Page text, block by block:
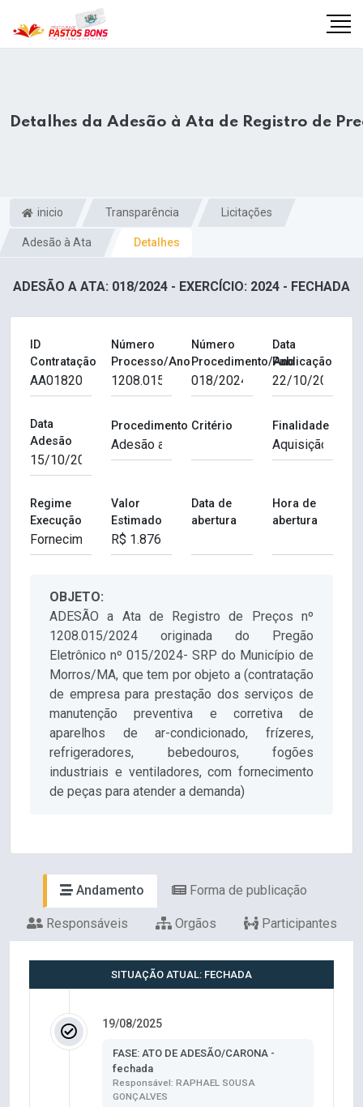
Detalhes da Adesão à Ata de Registro de
inicio Transparência Licitações
Adesão à Ata Detalhes
ADESÃO A ATA: 018/2024 - EXERCÍCIO: 2024 - FECHADA
ID
Contratação
Número
Processo/Ano
Número
Procedimento/Ano
Data
Publicação
Data
Adesão
Procedimento Critério Finalidade
Regime
Execução
Valor
Estimado
Data de
abertura
Hora de
abertura
OBJETO:
ADESÃO a Ata de Registro de Preços nº
1208.015/2024 originada do Pregão
Eletrônico nº 015/2024- SRP do Município de
Morros/MA, que tem por objeto a (contratação
de empresa para prestação dos serviços de
manutenção preventiva e corretiva de
aparelhos de ar-condicionado, frízeres,
refrigeradores, bebedouros, fogões
industriais e ventiladores, com fornecimento
de peças para atender a demanda)
Andamento Forma de publicação
Responsáveis Orgãos Participantes
SITUAÇÃO ATUAL: FECHADA
19/08/2025
FASE: ATO DE ADESÃO/CARONA -
fechada
Responsável: RAPHAEL SOUSA
GONÇALVES